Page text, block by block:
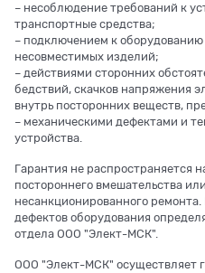
– несоблюдение требований к
транспортные средства;
– подключением к
несовместимых изделий;
– действиями сторонних
бедствий, скачков напряжения
внутрь посторонних веществ,
– механическими дефектами и
устройства.
Гарантия не распространяется
постороннего вмешательства
несанкционированного
дефектов оборудования
отдела ООО "Элект-МСК".
ООО "Элект-МСК" осуществляет